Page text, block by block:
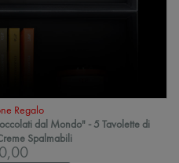
Regalo
dal Mondo" - 5 Tavolette di
Spalmabili